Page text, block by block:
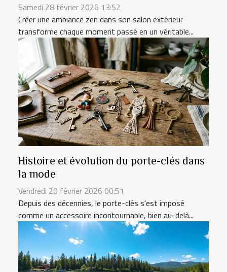
Samedi 28 février 2026 13:52
Créer une ambiance zen dans son salon extérieur
transforme chaque moment passé en un véritable...
Histoire et évolution du porte-clés dans
la mode
Vendredi 20 février 2026 00:51
Depuis des décennies, le porte-clés s'est imposé
comme un accessoire incontournable, bien au-delà...